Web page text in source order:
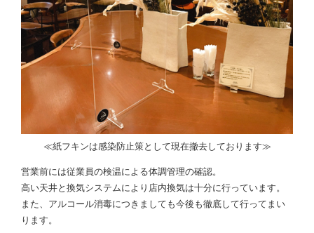
≪紙フキンは感染防止策として現在撤去しております≫
営業前には従業員の検温による体調管理の確認。
高い天井と換気システムにより店内換気は十分に行っています。
また、アルコール消毒につきましても今後も徹底して行ってまい
ります。